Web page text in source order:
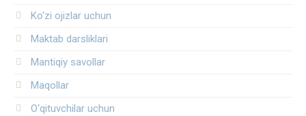
Ko‘zi ojizlar uchun
Maktab darsliklari
Mantiqiy savollar
Maqollar
O‘qituvchilar uchun